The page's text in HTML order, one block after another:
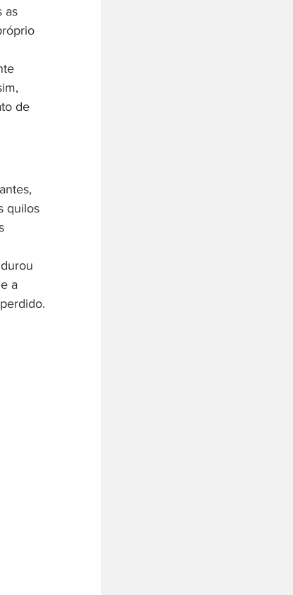
as
de
quilos
a